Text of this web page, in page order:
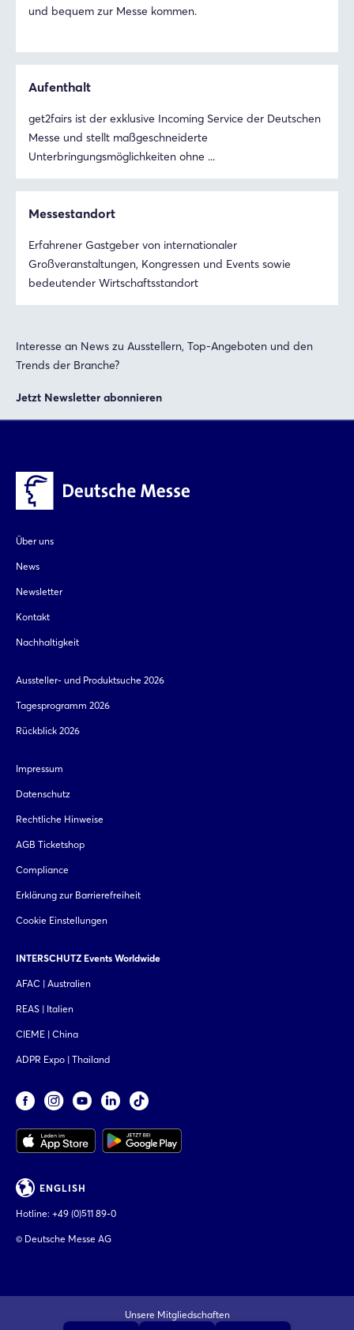
und bequem zur Messe kommen.
Aufenthalt
get2fairs ist der exklusive Incoming Service der Deutschen
Messe und stellt maßgeschneiderte
Unterbringungsmöglichkeiten ohne ...
Messestandort
Erfahrener Gastgeber von internationaler
Großveranstaltungen, Kongressen und Events sowie
bedeutender Wirtschaftsstandort
Interesse an News zu Ausstellern, Top-Angeboten und den
Trends der Branche?
Jetzt Newsletter abonnieren
Über uns
News
Newsletter
Kontakt
Nachhaltigkeit
Aussteller- und Produktsuche 2026
Tagesprogramm 2026
Rückblick 2026
Impressum
Datenschutz
Rechtliche Hinweise
AGB Ticketshop
Compliance
Erklärung zur Barrierefreiheit
Cookie Einstellungen
INTERSCHUTZ Events Worldwide
AFAC | Australien
REAS | Italien
CIEME | China
ADPR Expo | Thailand
ENGLISH
Hotline: +49 (0)511 89-0
© Deutsche Messe AG
Unsere Mitgliedschaften
Login
Einloggen
Noch nicht angemeldet?